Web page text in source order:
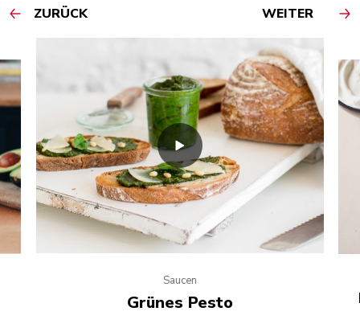
ZURÜCK WEITER
Saucen
Grünes Pesto